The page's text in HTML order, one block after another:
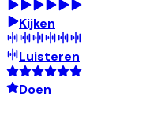
Kijken
Luisteren
Doen